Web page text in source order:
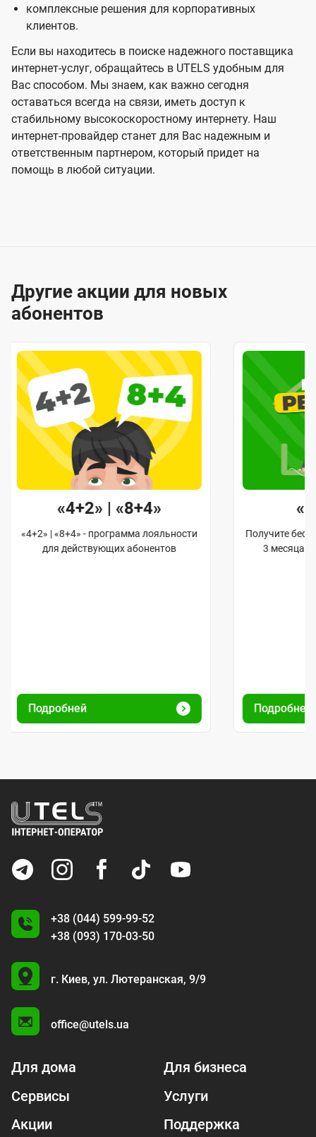
комплексные решения для корпоративных
клиентов.
Если вы находитесь в поиске надежного поставщика
интернет-услуг, обращайтесь в UTELS удобным для
Вас способом. Мы знаем, как важно сегодня
оставаться всегда на связи, иметь доступ к
стабильному высокоскоростному интернету. Наш
интернет-провайдер станет для Вас надежным и
ответственным партнером, который придет на
помощь в любой ситуации.
Другие акции для новых
абонентов
«4+2» | «8+4»
«4+2» | «8+4» - программа лояльности
для действующих абонентов
Подробней
Получите
3 месяца
Подробней
+38 (044) 599-99-52
+38 (093) 170-03-50
U
г. Киев, ул. Лютеранская, 9/9
office@utels.ua
Для дома
Для бизнеса
Сервисы
Услуги
Акции
Поддержка